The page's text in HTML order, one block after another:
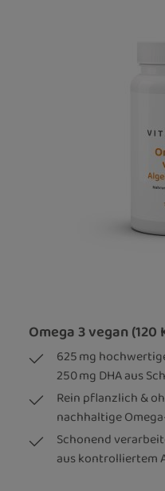
Omega 3 vegan (120
625 mg
250 mg DHA aus
Rein pflanzlich &
nachhaltige
Schonend
aus kontrolliertem